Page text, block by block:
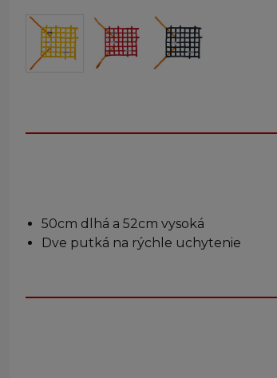
50cm dlhá a 52cm vysoká
Dve putká na rýchle uchytenie